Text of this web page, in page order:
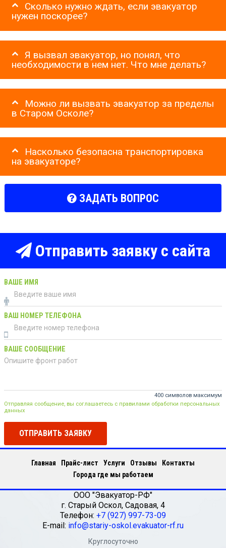
Сколько нужно ждать, если эвакуатор
нужен поскорее?
Я вызвал эвакуатор, но понял, что
необходимости в нем нет. Что мне делать?
Можно ли вызвать эвакуатор за пределы
в Старом Осколе?
Насколько безопасна транспортировка
на эвакуаторе?
ЗАДАТЬ ВОПРОС
Отправить заявку с сайта
ВАШЕ ИМЯ
ВАШ НОМЕР ТЕЛЕФОНА
ВАШЕ СООБЩЕНИЕ
400 символов максимум
Отправляя сообщение, вы соглашаетесь с правилами обработки персональных
данных
ОТПРАВИТЬ ЗАЯВКУ
Главная Прайс-лист Услуги Отзывы
Контакты
Города где мы работаем
ООО "Эвакуатор-РФ"
г. Старый Оскол, Садовая, 4
Телефон: +7 (927) 997-73-09
E-mail: info@stariy-oskol.evakuator-rf.ru
Круглосуточно